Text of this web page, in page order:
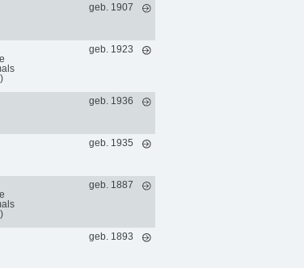
geb. 1907
geb. 1923
geb. 1936
geb. 1935
geb. 1887
geb. 1893